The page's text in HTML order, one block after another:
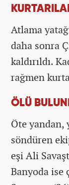
Atlama
daha sonra
kaldırıldı.
rağmen
ÖLÜ
Öte yandan,
söndüren
eşi Ali
Banyoda ise